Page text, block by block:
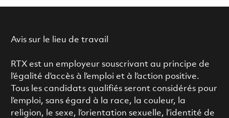
Avis sur le lieu de travail
RTX est un employeur souscrivant au principe de
l’égalité d’accès à l’emploi et à l’action positive.
Tous les candidats qualifiés seront considérés pour
l’emploi, sans égard à la race, la couleur, la
religion, le sexe, l’orientation sexuelle, l’identité de